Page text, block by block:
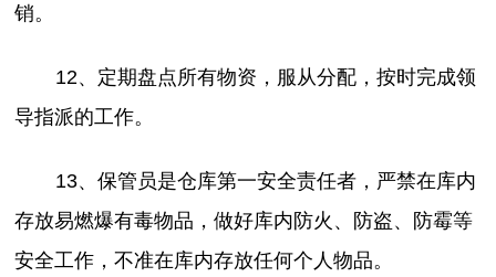
销。
12、定期盘点所有物资，服从分配，按时完成领
导指派的工作。
13、保管员是仓库第一安全责任者，严禁在库内
存放易燃爆有毒物品，做好库内防火、防盗、防霉等
安全工作，不准在库内存放任何个人物品。